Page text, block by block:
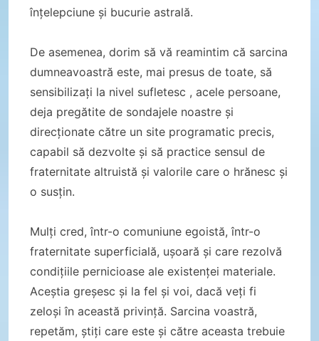
înțelepciune și bucurie astrală.
De asemenea, dorim să vă reamintim că sarcina
dumneavoastră este, mai presus de toate, să
sensibilizați la nivel sufletesc , acele persoane,
deja pregătite de sondajele noastre și
direcționate către un site programatic precis,
capabil să dezvolte și să practice sensul de
fraternitate altruistă și valorile care o hrănesc și
o susțin.
Mulți cred, într-o comuniune egoistă, într-o
fraternitate superficială, ușoară și care rezolvă
condițiile pernicioase ale existenței materiale.
Aceștia greșesc și la fel și voi, dacă veți fi
zeloși în această privință. Sarcina voastră,
repetăm, știți care este și către aceasta trebuie